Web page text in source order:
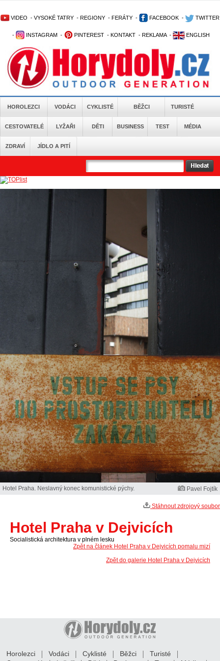
VIDEO - VYSOKÉ TATRY - REGIONY - FERÁTY - FACEBOOK - TWITTER
- INSTAGRAM - PINTEREST - KONTAKT - REKLAMA - ENGLISH
HOROLEZCI VODÁCI CYKLISTÉ BĚŽCI TURISTÉ
CESTOVATELÉ LYŽAŘI DĚTI BUSINESS TEST MÉDIA
ZDRAVÍ JÍDLO A PITÍ
Hotel Praha. Neslavný konec komunistické pýchy. Pavel Fojtík
Stáhnout zdrojový soubor
Hotel Praha v Dejvicích
Socialistická architektura v plném lesku
Zpět na článek Hotel Praha v Dejvicích pomalu mizí
Zpět do galerie Hotel Praha v Dejvicích
Horolezci Vodáci Cyklisté Běžci
Turisté